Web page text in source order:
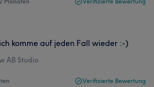
komme auf jeden Fall wieder :-)
AB Studio
Verifizierte Bewertung